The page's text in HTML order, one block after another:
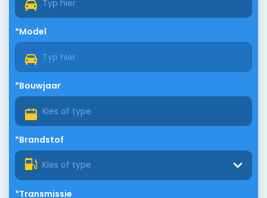
*Model
*Bouwjaar
*Brandstof
Kies of type
*Transmissie